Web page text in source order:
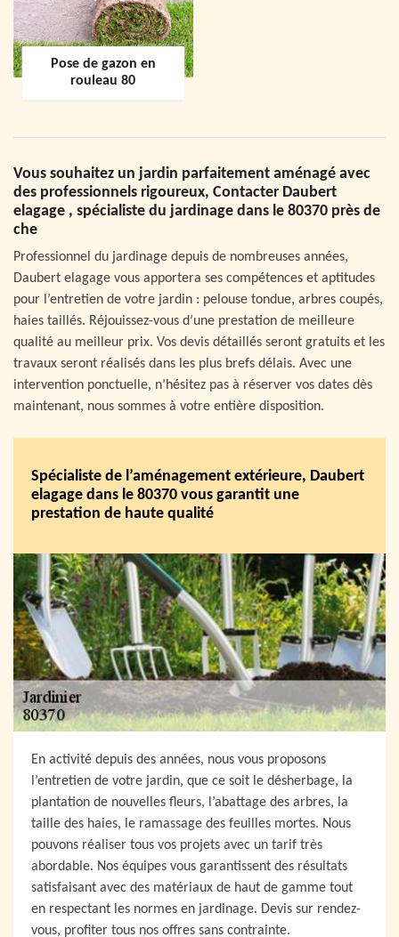
Pose de gazon en
rouleau 80
Vous souhaitez un jardin parfaitement aménagé avec
des professionnels rigoureux, Contacter Daubert
elagage , spécialiste du jardinage dans le 80370 près de
che
Professionnel du jardinage depuis de nombreuses années,
Daubert elagage vous apportera ses compétences et aptitudes
pour l’entretien de votre jardin : pelouse tondue, arbres coupés,
haies taillés. Réjouissez-vous d’une prestation de meilleure
qualité au meilleur prix. Vos devis détaillés seront gratuits et les
travaux seront réalisés dans les plus brefs délais. Avec une
intervention ponctuelle, n’hésitez pas à réserver vos dates dès
maintenant, nous sommes à votre entière disposition.
Spécialiste de l’aménagement extérieure, Daubert
elagage dans le 80370 vous garantit une
prestation de haute qualité
En activité depuis des années, nous vous proposons
l’entretien de votre jardin, que ce soit le désherbage, la
plantation de nouvelles fleurs, l’abattage des arbres, la
taille des haies, le ramassage des feuilles mortes. Nous
pouvons réaliser tous vos projets avec un tarif très
abordable. Nos équipes vous garantissent des résultats
satisfaisant avec des matériaux de haut de gamme tout
en respectant les normes en jardinage. Devis sur rendez-
vous, profiter tous nos offres sans contrainte.